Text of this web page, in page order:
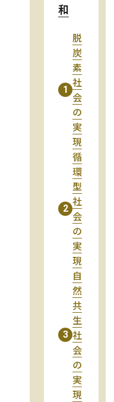
和
1
脱
炭
素
社
会
の
実
現
2
循
環
型
社
会
の
実
現
3
自
然
共
生
社
会
の
実
現